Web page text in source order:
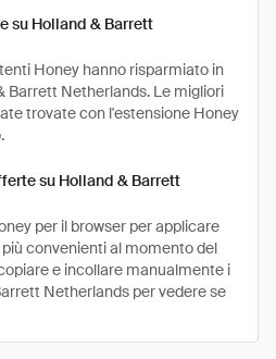
su Holland & Barrett
Honey hanno risparmiato in
Barrett Netherlands. Le migliori
trovate con l'estensione Honey
su Holland & Barrett
per il browser per applicare
convenienti al momento del
e incollare manualmente i
Netherlands per vedere se